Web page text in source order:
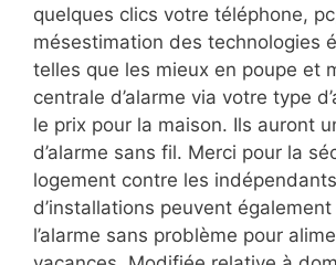
quelques clics votre téléphone,
mésestimation des technologies
telles que les mieux en poupe et
centrale d’alarme via votre type
le prix pour la maison. Ils auront
d’alarme sans fil. Merci pour la
logement contre les indépendants
d’installations peuvent
l’alarme sans problème pour